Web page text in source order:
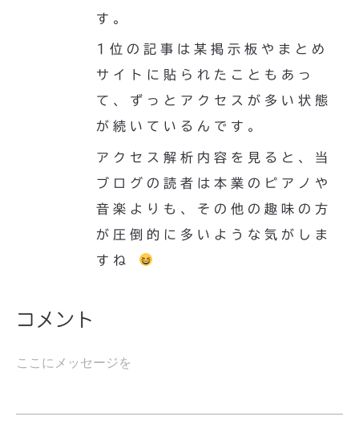
す。
1位の記事は某掲示板やまとめ
サイトに貼られたこともあっ
て、ずっとアクセスが多い状態
が続いているんです。
アクセス解析内容を見ると、当
ブログの読者は本業のピアノや
音楽よりも、その他の趣味の方
が圧倒的に多いような気がしま
すね
コメント